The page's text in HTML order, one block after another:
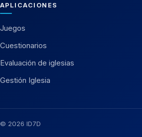
APLICACIONES
Juegos
Cuestionarios
Evaluación de iglesias
Gestión Iglesia
© 2026 ID7D